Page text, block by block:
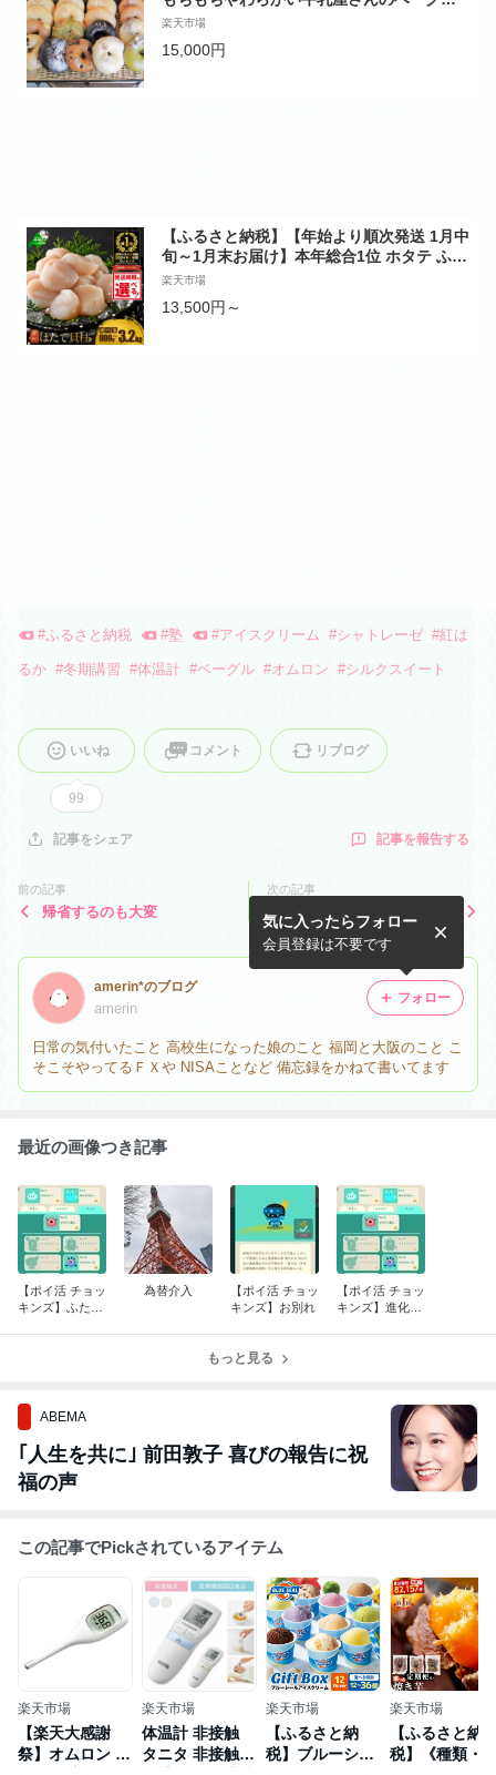
7個 - シンプル定番ミルクベーグル 全粒粉ベ
ベーグルセット 発送時期が選べる 送料無料
楽天市場
15,000円
【ふるさと納税】【年始より順次発送 1月中
旬～1月末お届け】本年総合1位 ホタテ ふる
さと納税 訳あり 800g ～ 3.2kg 【 発送時期
グ 海鮮 ふるさと納税 帆立 ふるさと 訳あり
楽天市場
13,500円～
#ふるさと納税 #塾 #アイスクリーム #シャトレーゼ #紅は
るか #冬期講習 #体温計 #ベーグル #オムロン #シルクスイート
いいね
99
コメント リブログ
記事をシェア 記事を報告する
前の記事
帰省するのも大変
次の記事
メリークリスマス
amerin*のブログ
amerin
日常の気付いたこと 高校生になった娘のこと 福岡と大阪のこと こ
そこそやってるＦＸや NISAことなど 備忘録をかねて書いてます
気に入ったらフォロー
会員登録は不要です
フォロー
最近の画像つき記事
【ポイ活 チョッ
キンズ】ふたた
為替介入
【ポイ活 チョッ
キンズ】お別れ
【ポイ活 チョッ
キンズ】進化が
もっと見る
ABEMA
｢人生を共に｣ 前田敦子 喜びの報告に祝
福の声
この記事でPickされているアイテム
楽天市場
【楽天大感謝
祭】オムロン 電
楽天市場
体温計 非接触
タニタ 非接触体
楽天市場
【ふるさと納
税】ブルーシー
楽天市場
【ふるさと納
税】《種類・